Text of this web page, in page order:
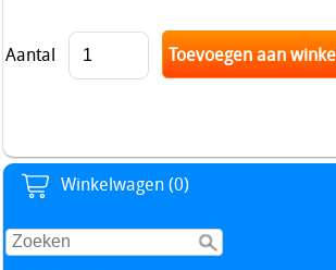
Winkelwagen (0)
Aantal